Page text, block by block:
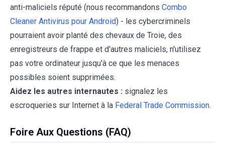
anti-maliciels réputé (nous recommandons Combo
Cleaner Antivirus pour Android) - les cybercriminels
pourraient avoir planté des chevaux de Troie, des
enregistreurs de frappe et d'autres maliciels, n'utilisez
pas votre ordinateur jusqu'à ce que les menaces
possibles soient supprimées.
Aidez les autres internautes : signalez les
escroqueries sur Internet à la Federal Trade Commission.
Foire Aux Questions (FAQ)